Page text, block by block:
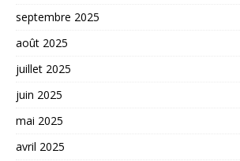
septembre 2025
août 2025
juillet 2025
juin 2025
mai 2025
avril 2025